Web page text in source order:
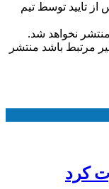
تایید توسط تیم
نخواهد شد.
مرتبط باشد منتشر